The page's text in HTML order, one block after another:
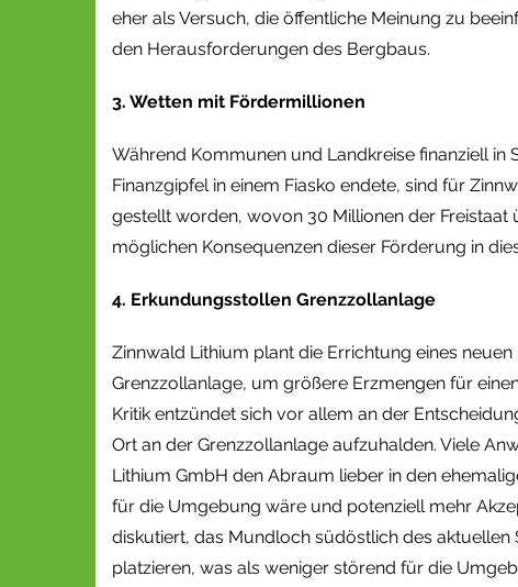
eher als Versuch, die öffentliche Meinung zu
den Herausforderungen des Bergbaus.
3. Wetten mit Fördermillionen
Während Kommunen und Landkreise finanziell in
Finanzgipfel in einem Fiasko endete, sind für
gestellt worden, wovon 30 Millionen der
möglichen Konsequenzen dieser Förderung in
4. Erkundungsstollen Grenzzollanlage
Zinnwald Lithium plant die Errichtung eines
Grenzzollanlage, um größere Erzmengen für
Kritik entzündet sich vor allem an der
Ort an der Grenzzollanlage aufzuhalden. Viele
Lithium GmbH den Abraum lieber in den
für die Umgebung wäre und potenziell mehr
diskutiert, das Mundloch südöstlich des
platzieren, was als weniger störend für die